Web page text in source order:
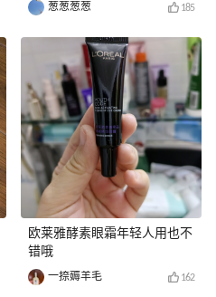
葱葱葱葱 185
欧莱雅酵素眼霜年轻人用也不
错哦
一捺薅羊毛 162